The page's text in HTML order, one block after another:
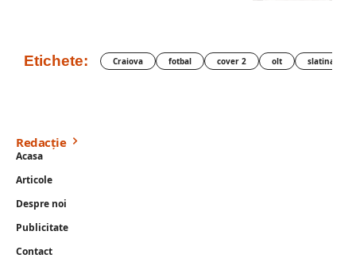
Etichete: Craiova fotbal cover 2 olt slatina
Redacție
Acasa
Articole
Despre noi
Publicitate
Contact